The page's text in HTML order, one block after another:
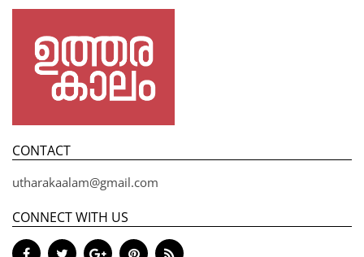
CONTACT
utharakaalam@gmail.com
CONNECT WITH US